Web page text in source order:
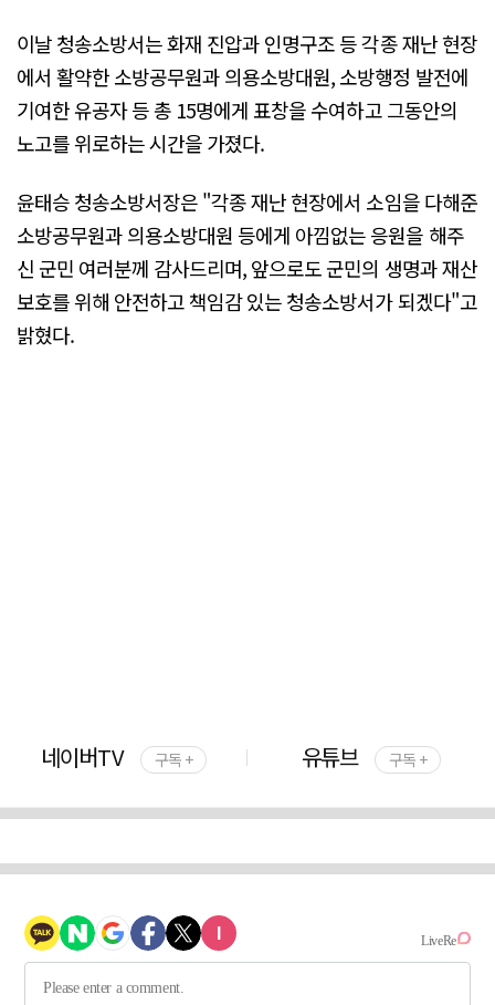
이날 청송소방서는 화재 진압과 인명구조 등 각종 재난 현장
에서 활약한 소방공무원과 의용소방대원, 소방행정 발전에
기여한 유공자 등 총 15명에게 표창을 수여하고 그동안의
노고를 위로하는 시간을 가졌다.
윤태승 청송소방서장은 "각종 재난 현장에서 소임을 다해준
소방공무원과 의용소방대원 등에게 아낌없는 응원을 해주
신 군민 여러분께 감사드리며, 앞으로도 군민의 생명과 재산
보호를 위해 안전하고 책임감 있는 청송소방서가 되겠다"고
밝혔다.
네이버TV 구독 + 유튜브 구독 +